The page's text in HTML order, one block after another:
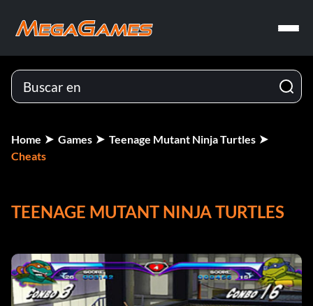
Home Games
Teenage Mutant Ninja Turtles
Cheats
TEENAGE MUTANT NINJA TURTLES